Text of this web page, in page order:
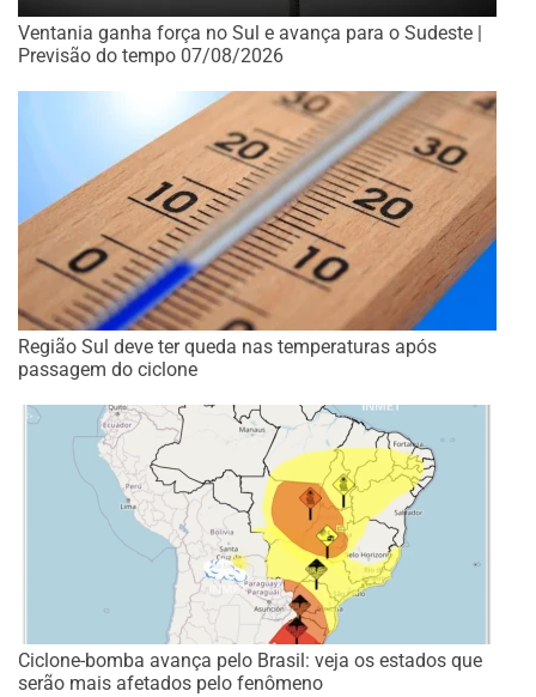
Ventania ganha força no Sul e avança para o Sudeste |
Previsão do tempo 07/08/2026
Região Sul deve ter queda nas temperaturas após
passagem do ciclone
Ciclone-bomba avança pelo Brasil: veja os estados que
serão mais afetados pelo fenômeno